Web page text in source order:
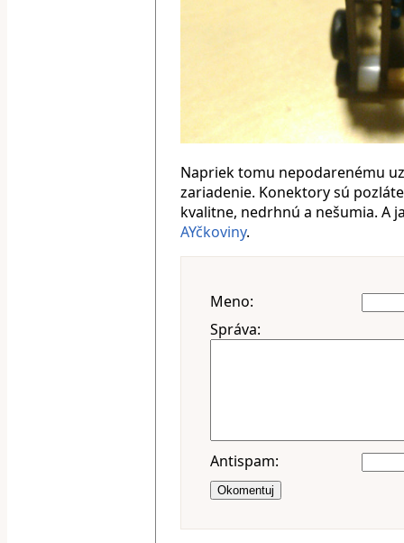
Napriek tomu nepodarenému
zariadenie. Konektory sú
kvalitne, nedrhnú a nešumia. A
AYčkoviny.
Meno:
Správa:
Antispam:
Okomentuj